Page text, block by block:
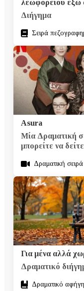
λεωφορείου έξω
Διήγημα
Σειρά
Asura
Μία Δραματική
μπορείτε να
Δραματική σειρά
Για μένα αλλά
Δραματικό
Δραματικό